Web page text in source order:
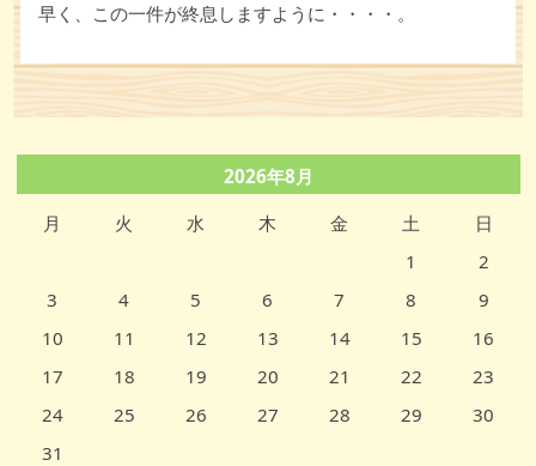
早く、この一件が終息しますように・・・・。
2026年8月
月
火 水 木 金 土 日
1
2
3
4 5 6 7 8
9
10
11 12 13 14 15
16
17
18 19 20 21 22
23
24
25 26 27 28 29
30
31